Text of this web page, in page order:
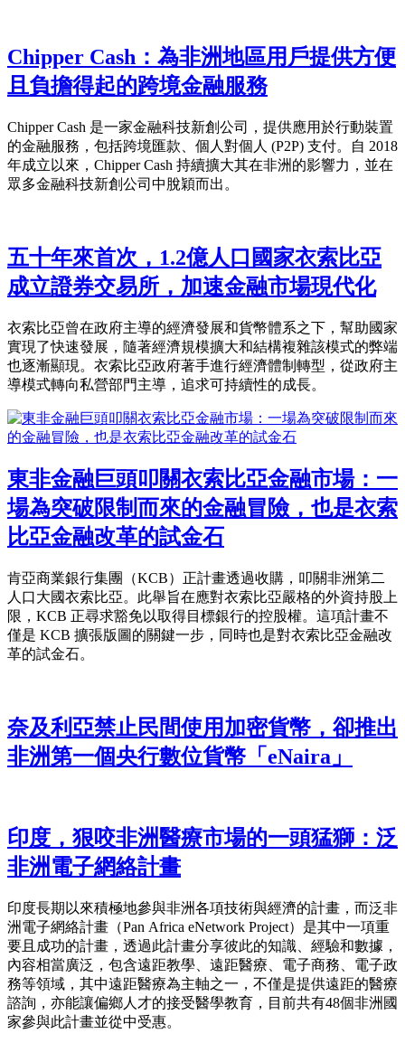
Chipper Cash：為非洲地區用戶提供方便
且負擔得起的跨境金融服務
Chipper Cash 是一家金融科技新創公司，提供應用於行動裝置
的金融服務，包括跨境匯款、個人對個人 (P2P) 支付。自 2018
年成立以來，Chipper Cash 持續擴大其在非洲的影響力，並在
眾多金融科技新創公司中脫穎而出。
五十年來首次，1.2億人口國家衣索比亞
成立證券交易所，加速金融市場現代化
衣索比亞曾在政府主導的經濟發展和貨幣體系之下，幫助國家
實現了快速發展，隨著經濟規模擴大和結構複雜該模式的弊端
也逐漸顯現。衣索比亞政府著手進行經濟體制轉型，從政府主
導模式轉向私營部門主導，追求可持續性的成長。
東非金融巨頭叩關衣索比亞金融市場：一
場為突破限制而來的金融冒險，也是衣索
比亞金融改革的試金石
肯亞商業銀行集團（KCB）正計畫透過收購，叩關非洲第二
人口大國衣索比亞。此舉旨在應對衣索比亞嚴格的外資持股上
限，KCB 正尋求豁免以取得目標銀行的控股權。這項計畫不
僅是 KCB 擴張版圖的關鍵一步，同時也是對衣索比亞金融改
革的試金石。
奈及利亞禁止民間使用加密貨幣，卻推出
非洲第一個央行數位貨幣「eNaira」
印度，狠咬非洲醫療市場的一頭猛獅：泛
非洲電子網絡計畫
印度長期以來積極地參與非洲各項技術與經濟的計畫，而泛非
洲電子網絡計畫（Pan Africa eNetwork Project）是其中一項重
要且成功的計畫，透過此計畫分享彼此的知識、經驗和數據，
內容相當廣泛，包含遠距教學、遠距醫療、電子商務、電子政
務等領域，其中遠距醫療為主軸之一，不僅是提供遠距的醫療
諮詢，亦能讓偏鄉人才的接受醫學教育，目前共有48個非洲國
家參與此計畫並從中受惠。